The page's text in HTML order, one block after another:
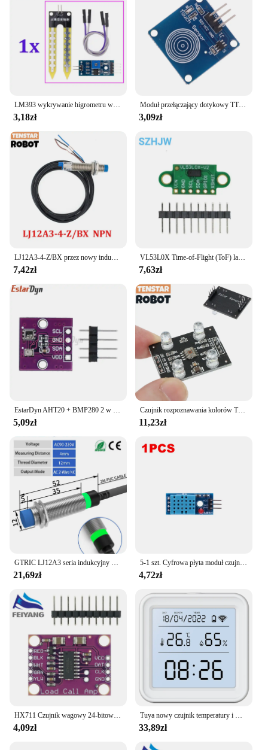
LM393 wykrywanie higrometru wilgotności gleby moduł czujnika wilgotności płytka rozwojowa DIY Robot inteligentny samochód
3,18zł
Moduł przełączający dotykowy TTP223 TTP223B 1-kanałowy Digital pojemnościowy czujnik dotykowy do arduino DIY
3,09zł
LJ12A3-4-Z/BX przez nowy indukcyjny czujnik zbliżeniowy przełącznik wykrywania NPN DC 6-36V LJ12A34Z/BX
7,42zł
VL53L0X Time-of-Flight (ToF) laserowy czujnik odległości Breakout 940nm GY-VL53L0XV2 laserowy moduł odległości I2C IIC 3.3V/5V dla Arduino
7,63zł
EstarDyn AHT20 + BMP280 2 w 1 moduł temperatury i wilgotności ciśnienia powietrza precyzyjny cyfrowy czujnik temperatury i ciśnienia powietrza
5,09zł
Czujnik rozpoznawania kolorów TCS230 TCS3200 moduł czujnika koloru akcesoria do MCU DIY wejście DC 3-5V
11,23zł
GTRIC LJ12A3 seria indukcyjny przełącznik zbliżeniowy czujnik NPN PNP wysokiej jakości odległość wykrywania 2mm 4mm DC 12-24V AC 90-220V
21,69zł
5-1 szt. Cyfrowa płyta moduł czujnika wilgotności i temperatury DHT11 3.3V-5V 3-przewodowa o wysokiej precyzji Ultra-niskiej moduł zasilania do Arduino
4,72zł
HX711 Czujnik wagowy 24-bitowy adapter konwersji A/D Czujnik wagowy płyty wzmacniacza Czujniki masy
4,09zł
Tuya nowy czujnik temperatury i wilgotności WiFi inteligentne podświetlenie życia higrometr termometr czujnik wsparcie Alexa Google Home Assistant
33,89zł